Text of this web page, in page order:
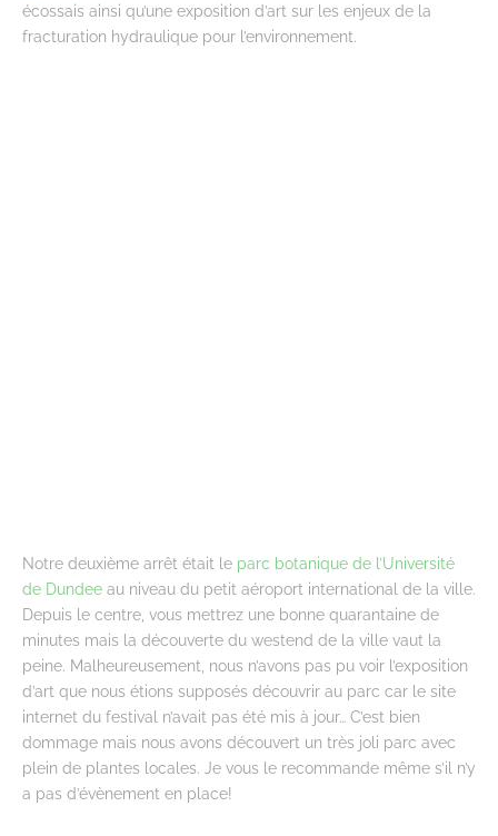
écossais ainsi qu’une exposition d’art sur les enjeux de la
fracturation hydraulique pour l’environnement.
Notre deuxième arrêt était le parc botanique de l’Université
de Dundee au niveau du petit aéroport international de la ville.
Depuis le centre, vous mettrez une bonne quarantaine de
minutes mais la découverte du westend de la ville vaut la
peine. Malheureusement, nous n’avons pas pu voir l’exposition
d’art que nous étions supposés découvrir au parc car le site
internet du festival n’avait pas été mis à jour… C’est bien
dommage mais nous avons découvert un très joli parc avec
plein de plantes locales. Je vous le recommande même s’il n’y
a pas d’évènement en place!